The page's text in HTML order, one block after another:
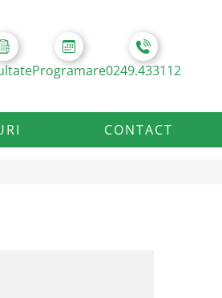
Programare0249.433112
CONTACT